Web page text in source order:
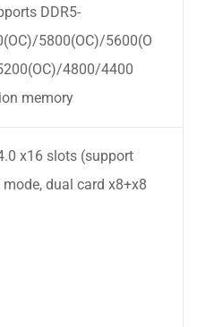
DDR5-
5800(OC)/5600(O
4800/4400
memory
x16 slots (support
dual card x8+x8